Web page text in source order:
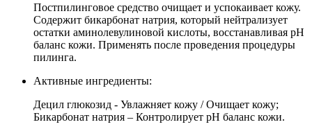
Постпилинговое средство очищает и успокаивает кожу.
Содержит бикарбонат натрия, который нейтрализует
остатки аминолевулиновой кислоты, восстанавливая pH
баланс кожи. Применять после проведения процедуры
пилинга.
Активные ингредиенты:
Децил глюкозид - Увлажняет кожу / Очищает кожу;
Бикарбонат натрия – Контролирует pH баланс кожи.